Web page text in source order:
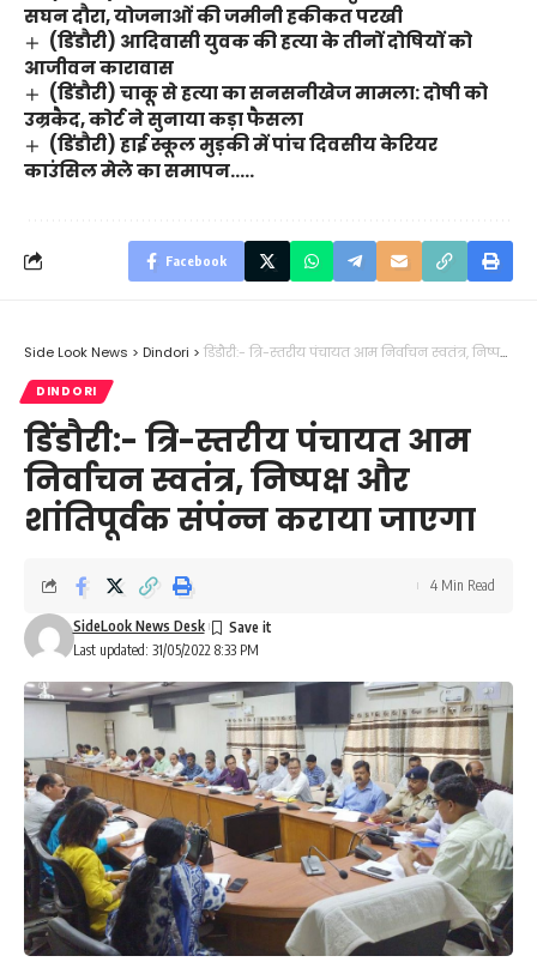
सघन दौरा, योजनाओं की जमीनी हकीकत परखी
(डिंडौरी) आदिवासी युवक की हत्या के तीनों दोषियों को
आजीवन कारावास
(डिंडौरी) चाकू से हत्या का सनसनीखेज मामला: दोषी को
उम्रकैद, कोर्ट ने सुनाया कड़ा फैसला
(डिंडौरी) हाई स्कूल मुड़की में पांच दिवसीय केरियर
काउंसिल मेले का समापन…..
Facebook
Side Look News > Dindori > डिंडौरी:- त्रि-स्तरीय पंचायत आम निर्वाचन स्वतंत्र, निष्पक्ष और शांतिपूर्वक संपंन्न कराया जाएगा
DINDORI
डिंडौरी:- त्रि-स्तरीय पंचायत आम
निर्वाचन स्वतंत्र, निष्पक्ष और
शांतिपूर्वक संपंन्न कराया जाएगा
Last updated: 31/05/2022 8:33 PM
SideLook News Desk
4 Min Read